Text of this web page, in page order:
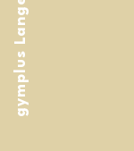
gymplus Langenrohr